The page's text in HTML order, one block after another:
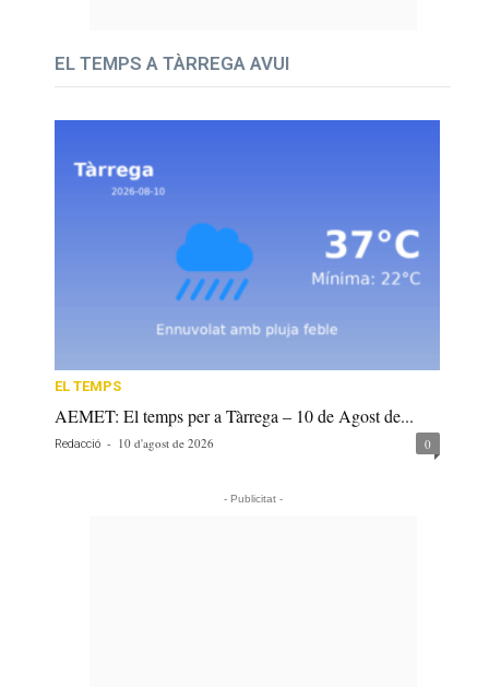
EL TEMPS A TÀRREGA AVUI
EL TEMPS
AEMET: El temps per a Tàrrega – 10 de Agost de...
Redacció - 10 d'agost de 2026 0
- Publicitat -